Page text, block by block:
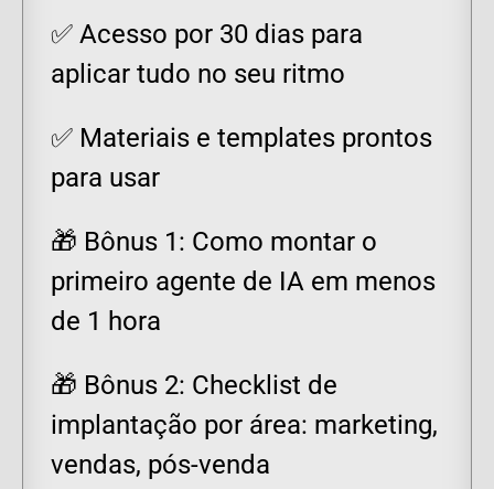
✅ Acesso por 30 dias para
aplicar tudo no seu ritmo
✅ Materiais e templates prontos
para usar
🎁 Bônus 1: Como montar o
primeiro agente de IA em menos
de 1 hora
🎁 Bônus 2: Checklist de
implantação por área: marketing,
vendas, pós-venda